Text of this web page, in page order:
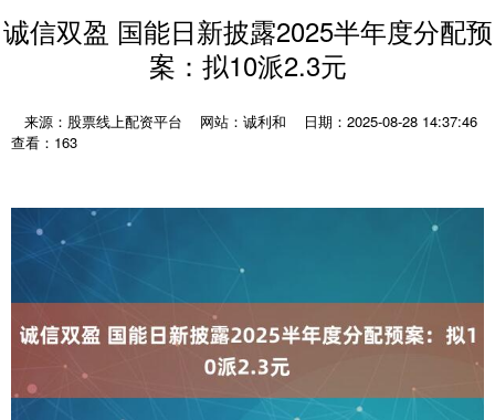
诚信双盈 国能日新披露2025半年度分配预
案：拟10派2.3元
来源：股票线上配资平台 网站：诚利和
日期：2025-08-28 14:37:46
查看：163